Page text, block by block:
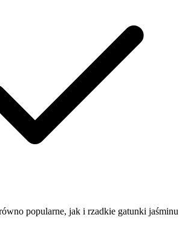
popularne, jak i rzadkie gatunki jaśminu